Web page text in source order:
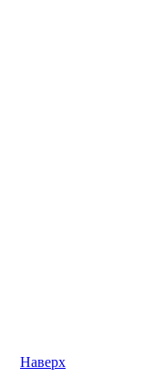
Наверх